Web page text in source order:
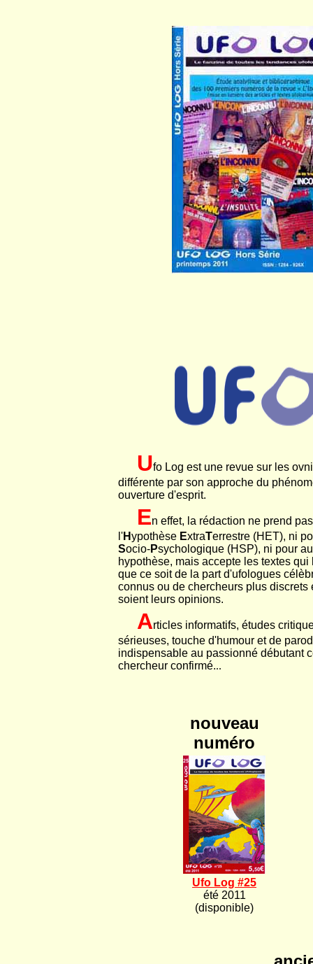
Ufo Log est une revue sur les
différente par son approche du
ouverture d'esprit.
En effet, la rédaction ne prend
l'Hypothèse ExtraTerrestre (HET), ni
Socio-Psychologique (HSP), ni pour
hypothèse, mais accepte les textes
que ce soit de la part d'ufologues
connus ou de chercheurs plus discrets
soient leurs opinions.
Articles informatifs, études
sérieuses, touche d'humour et de
indispensable au passionné débutant
chercheur confirmé...
nouveau
numéro
Ufo Log #25
été 2011
(disponible)